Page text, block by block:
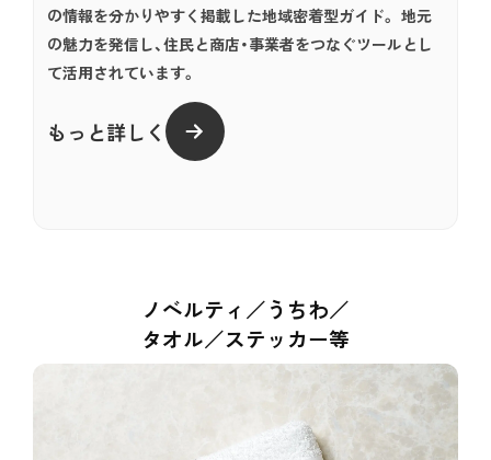
の情報を分かりやすく掲載した地域密着型ガイド。 地元
の魅力を発信し、住民と商店・事業者をつなぐツールとし
て活用されています。
もっと詳しく
ノベルティ／うちわ／
タオル／ステッカー等